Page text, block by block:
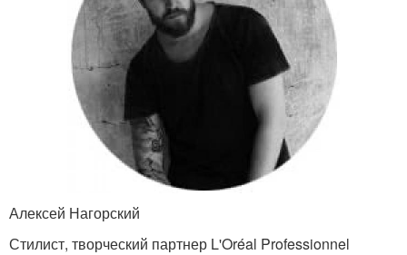
Алексей Нагорский
Стилист, творческий партнер L'Oréal Professionnel